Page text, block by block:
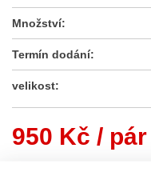
Množství:
Termín dodání:
velikost:
950 Kč / pár